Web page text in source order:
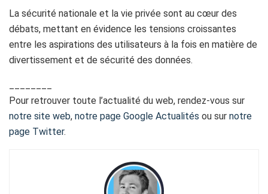
La sécurité nationale et la vie privée sont au cœur des
débats, mettant en évidence les tensions croissantes
entre les aspirations des utilisateurs à la fois en matière de
divertissement et de sécurité des données.
Pour retrouver toute l’actualité du web, rendez-vous sur
notre site web, notre page Google Actualités ou sur notre
page Twitter.